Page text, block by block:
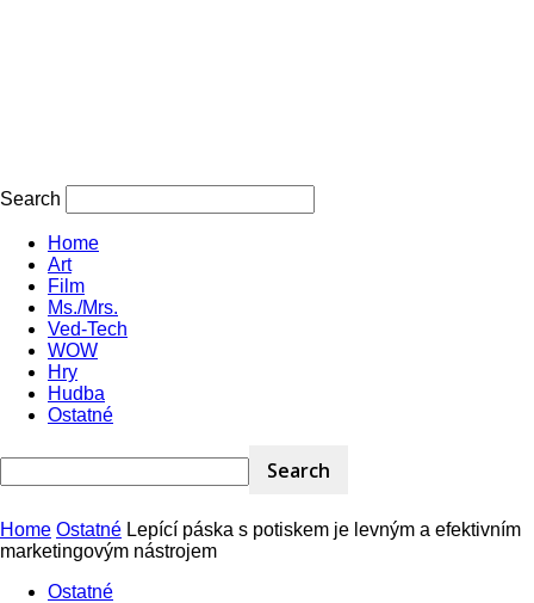
Search
Home
Art
Film
Ms./Mrs.
Ved-Tech
WOW
Hry
Hudba
Ostatné
Home Ostatné Lepící páska s potiskem je levným a efektivním
marketingovým nástrojem
Ostatné